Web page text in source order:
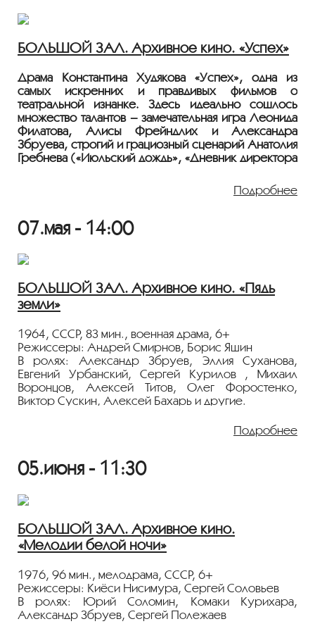
финальный фильм трилогии Соловьева с
Шакуровым в роли Пушкина.
Показ пройдёт с плёнки 35 мм из коллекции
Лента представлена в рамках программы
«ПЕРСОНА. Сергей Соловьев»
БОЛЬШОЙ ЗАЛ. Архивное кино. «Успех»
Драма Константина Худякова «Успех», одна из
самых искренних и правдивых фильмов о
театральной изнанке. Здесь идеально сошлось
множество талантов – замечательная игра Леонида
Филатова, Алисы Фрейндлих и Александра
Збруева, строгий и грациозный сценарий Анатолия
Гребнева («Июльский дождь», «Дневник директора
Режиссер: Константин Худяков
В ролях: Леонид Филатов, Алиса Фрейндлих,
Александр Збруев, Лев Дуров, Лариса
Удовиченко, Анатолий Ромашин, Людмила
Савельева, Алла Мещерякова, Вацлав Дворжецкий
Молодой режиссёр покидает столицу, чтобы на
сцене периферийного театра поставить «Чайку».
Он жестковат и неудобен для окружающих.
Одержимый и увлечённый герой многого не
замечает - и добивается успеха. Правда, очень
дорогой ценой...
Фильм демонстрируется с плёнки 35 мм из архива
Госфильмофонда России.
Подробнее
07.мая - 14:00
БОЛЬШОЙ ЗАЛ. Архивное кино. «Пядь
земли»
1964, СССР, 83 мин., военная драма, 6+
Режиссеры: Андрей Смирнов, Борис Яшин
В ролях: Александр Збруев, Эллия Суханова,
Евгений Урбанский, Сергей Курилов , Михаил
Воронцов, Алексей Титов, Олег Форостенко,
Виктор Сускин, Алексей Бахарь и другие.
По одноименной повести Григория Бакланова.
Лето 1944 года. Советские части пехотинцев и
основных войск обороняют занятый ими крохотный
обороны увидены глазами юного артиллериста
лейтенанта Мотовилова. Он становится свидетелем
повседневного незаметного героизма множества
людей, переживает безответную влюбленность и
потерю старшего друга...
Показ пройдёт с плёнки 35 мм из коллекции
Госфильмофонда России.
Лента представлена в рамках программы
Подробнее
05.июня - 11:30
БОЛЬШОЙ ЗАЛ. Архивное кино.
«Мелодии белой ночи»
1976, 96 мин., мелодрама, СССР, 6+
Режиссеры: Киёси Нисимура, Сергей Соловьев
В ролях: Юрий Соломин, Комаки Курихара,
Александр Збруев, Сергей Полежаев